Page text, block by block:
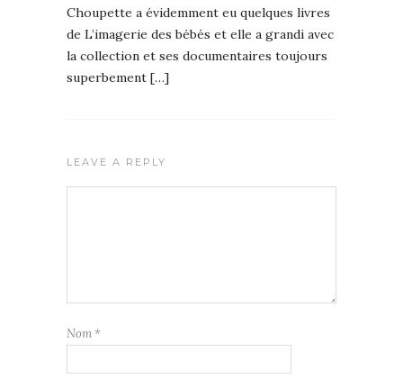
Choupette a évidemment eu quelques livres
de L’imagerie des bébés et elle a grandi avec
la collection et ses documentaires toujours
superbement […]
LEAVE A REPLY
Nom *